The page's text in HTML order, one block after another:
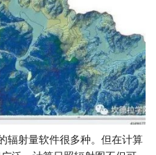
射量软件很多种。但在计算